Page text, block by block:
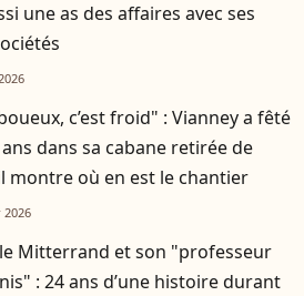
une as des affaires avec ses
c’est froid" : Vianney a fêté
dans sa cabane retirée de
montre où en est le chantier
2026
Mitterrand et son "professeur
: 24 ans d’une histoire durant